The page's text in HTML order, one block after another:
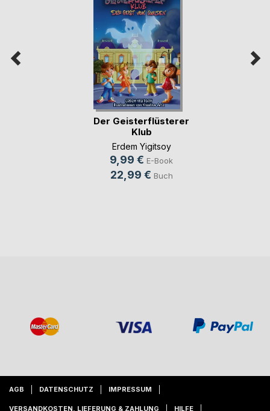
Der Geisterflüsterer
Klub
Erdem Yigitsoy
9,99 € E-Book
22,99 € Buch
AGB DATENSCHUTZ IMPRESSUM
VERSANDKOSTEN, LIEFERUNG & ZAHLUNG HILFE